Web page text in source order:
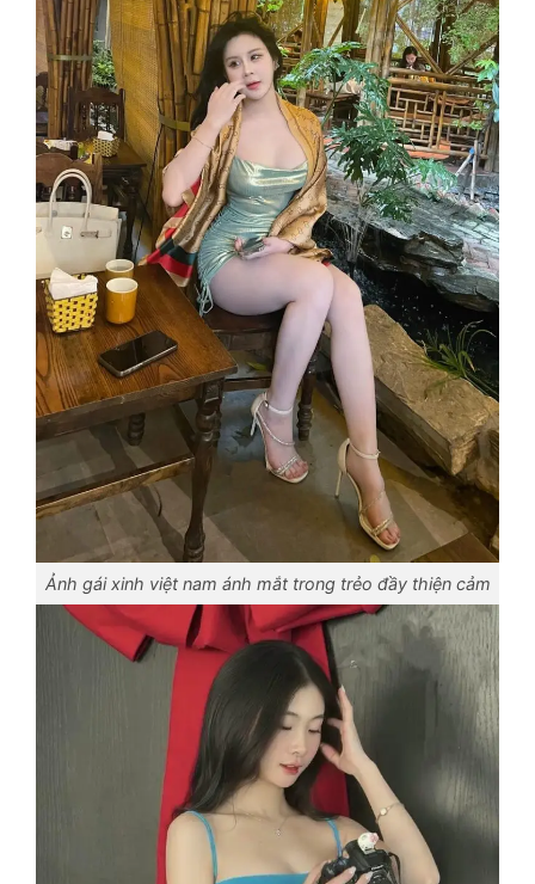
Ảnh gái xinh việt nam ánh mắt trong trẻo đầy thiện cảm